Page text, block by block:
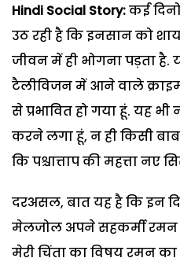
Hindi Social Story:कई
उठ रही है कि इनसान को
जीवन में ही भोगना पड़ता है.
टैलीविजन में आने वाले क्राइम
से प्रभावित हो गया हूं. यह भी
करने लगा हूं, न ही किसी
कि पश्चात्ताप की महत्ता नए
दरअसल, बात यह है कि इन
मेलजोल अपने सहकर्मी रमन
मेरी चिंता का विषय रमन का